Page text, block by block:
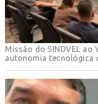
Missão do SINDVEL ao
autonomia tecnológica